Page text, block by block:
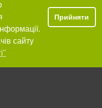
сайту
Прийняти